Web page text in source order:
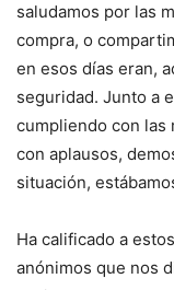
saludamos por las
compra, o
en esos días eran,
seguridad. Junto a
cumpliendo con las
con aplausos,
situación,
Ha calificado a
anónimos que nos